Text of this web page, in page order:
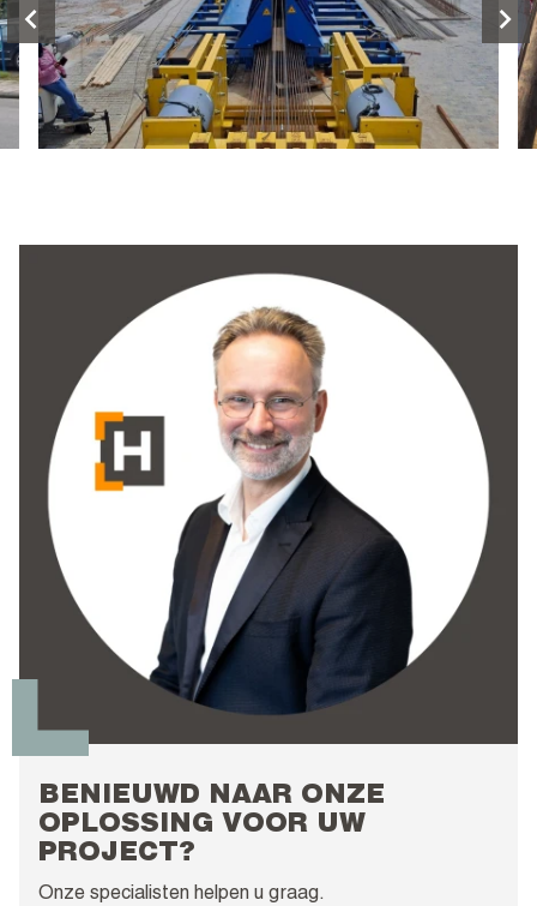
BENIEUWD NAAR ONZE
OPLOSSING VOOR UW
PROJECT?
Onze specialisten helpen u graag.